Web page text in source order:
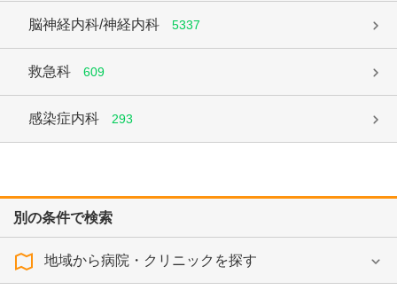
脳神経内科/神経内科 5337
救急科 609
感染症内科 293
別の条件で検索
地域から病院・クリニックを探す